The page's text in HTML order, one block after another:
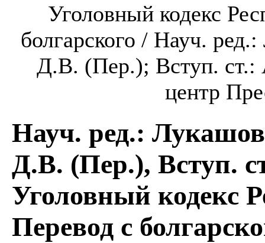
Уголовный кодекс
болгарского / Науч.
Д.В. (Пер.); Вступ.
центр
Науч. ред.:
Д.В. (Пер.), Вступ.
Уголовный кодекс
Перевод с